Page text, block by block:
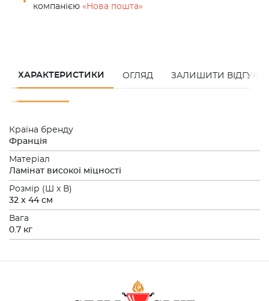
компанією «Нова пошта»
ХАРАКТЕРИСТИКИ ОГЛЯД ЗАЛИШИТИ ВІДГУК
Країна бренду
Франція
Матеріал
Ламінат високої міцності
Розмiр (Ш x В)
32 x 44 см
Вага
0.7 кг